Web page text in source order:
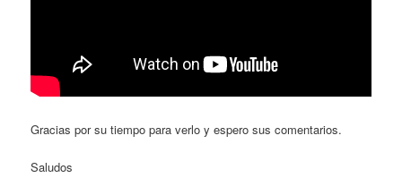
Gracias por su tiempo para verlo y espero sus comentarios.
Saludos